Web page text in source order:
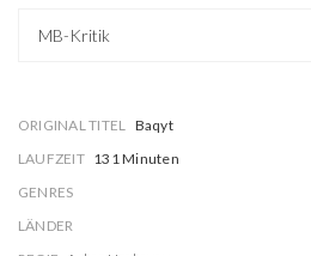
MB-Kritik
ORIGINAL TITEL Baqyt
LAUFZEIT 131 Minuten
GENRES
LÄNDER